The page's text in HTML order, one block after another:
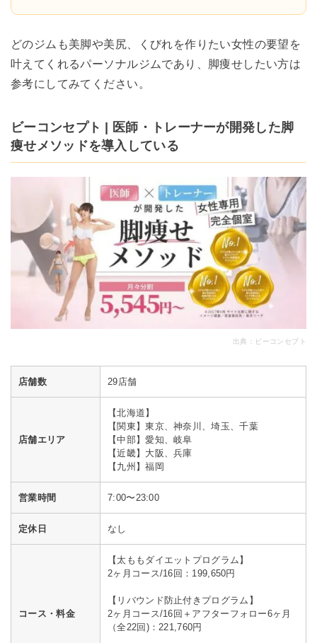
どのジムも美脚や美尻、くびれを作りたい女性の要望を
叶えてくれるパーソナルジムであり、脚痩せしたい方は
参考にしてみてください。
ビーコンセプト | 医師・トレーナーが開発した脚
痩せメソッドを導入している
出典： ビーコンセプト
店舗数 29店舗
店舗エリア
【北海道】
【関東】東京、神奈川、埼玉、千葉
【中部】愛知、岐阜
【近畿】大阪、兵庫
【九州】福岡
営業時間 7:00〜23:00
定休日 なし
コース・料金
【太ももダイエットプログラム】
2ヶ月コース/16回：199,650円
【リバウンド防止付きプログラム】
2ヶ月コース/16回＋アフターフォロー6ヶ月
（全22回)：221,760円